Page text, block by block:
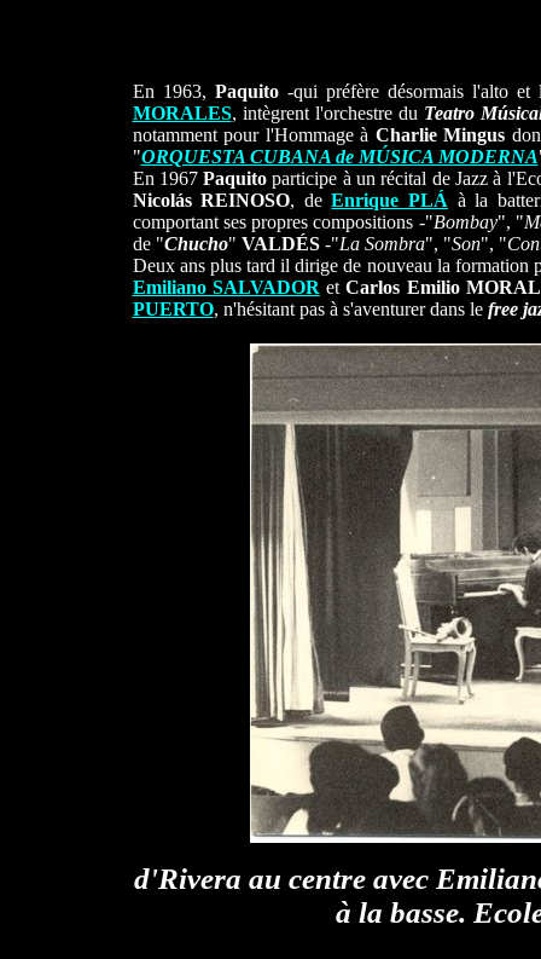
En 1963, Paquito-qui préfère désormais l'alto et
MORALES, intègrent l'orchestre du Teatro
notamment pour l'Hommage à Charlie Mingus
"ORQUESTA CUBANA de MÚSICA MODERNA
En 1967Paquito participe à un récital de Jazz à
Nicolás REINOSO, deEnrique PLÁ à la
comportant ses propres compositions -"Bombay", "
de "Chucho" VALDÉS-"La Sombra", "Son", "
Deux ans plus tard il dirige de nouveau la formation
Emiliano SALVADOR etCarlos Emilio
PUERTO, n'hésitant pas à s'aventurer dans le free
d'Rivera au centre avec
à la basse.